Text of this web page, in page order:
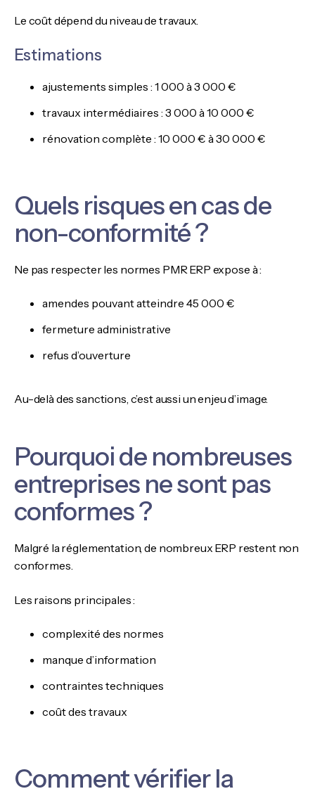
Le coût dépend du niveau de travaux.
Estimations
ajustements simples : 1 000 à 3 000 €
travaux intermédiaires : 3 000 à 10 000 €
rénovation complète : 10 000 € à 30 000 €
Quels risques en cas de
non-conformité ?
Ne pas respecter les normes PMR ERP expose à :
amendes pouvant atteindre 45 000 €
fermeture administrative
refus d’ouverture
Au-delà des sanctions, c’est aussi un enjeu d’image.
Pourquoi de nombreuses
entreprises ne sont pas
conformes ?
Malgré la réglementation, de nombreux ERP restent non
conformes.
Les raisons principales :
complexité des normes
manque d’information
contraintes techniques
coût des travaux
Comment vérifier la